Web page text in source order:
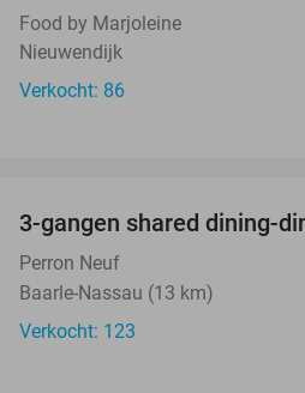
Food by Marjoleine
Nieuwendijk
Verkocht: 86
3-gangen shared dining-
Perron Neuf
Baarle-Nassau (13 km)
Verkocht: 123